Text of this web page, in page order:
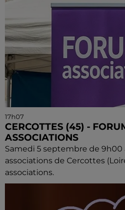
17h07
CERCOTTES (45) -
ASSOCIATIONS
Samedi 5 septembre de 9h00
associations de Cercottes
associations.